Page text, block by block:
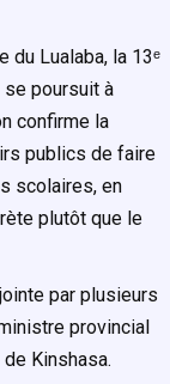
du Lualaba, la 13ᵉ
poursuit à
confirme la
publics de faire
scolaires, en
plutôt que le
par plusieurs
provincial
Kinshasa.